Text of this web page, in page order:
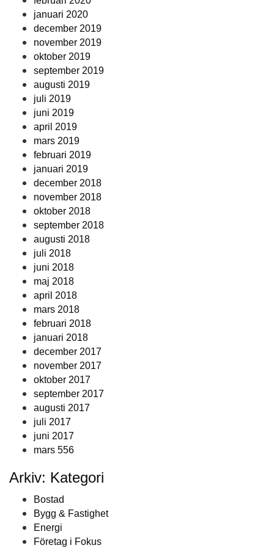
januari 2020
december 2019
november 2019
oktober 2019
september 2019
augusti 2019
juli 2019
juni 2019
april 2019
mars 2019
februari 2019
januari 2019
december 2018
november 2018
oktober 2018
september 2018
augusti 2018
juli 2018
juni 2018
maj 2018
april 2018
mars 2018
februari 2018
januari 2018
december 2017
november 2017
oktober 2017
september 2017
augusti 2017
juli 2017
juni 2017
mars 556
Arkiv: Kategori
Bostad
Bygg & Fastighet
Energi
Företag i Fokus